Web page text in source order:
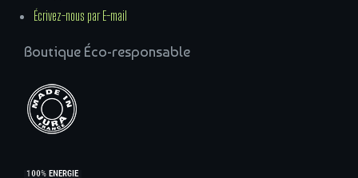
Écrivez-nous par E-mail
Boutique Éco-responsable